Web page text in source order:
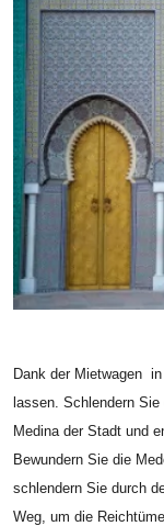
Dank der Mietwagen
lassen. Schlendern
Medina der Stadt und
Bewundern Sie die
schlendern Sie durch
Weg, um die